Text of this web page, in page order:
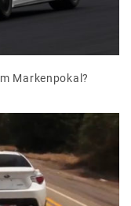
Markenpokal?